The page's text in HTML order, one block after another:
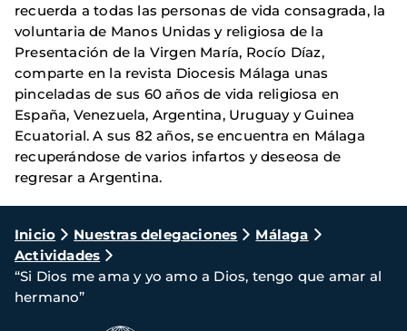
recuerda a todas las personas de vida consagrada, la
voluntaria de Manos Unidas y religiosa de la
Presentación de la Virgen María, Rocío Díaz,
comparte en la revista Diocesis Málaga unas
pinceladas de sus 60 años de vida religiosa en
España, Venezuela, Argentina, Uruguay y Guinea
Ecuatorial. A sus 82 años, se encuentra en Málaga
recuperándose de varios infartos y deseosa de
regresar a Argentina.
Ruta
de
navegación
Inicio Nuestras delegaciones
Málaga
Actividades
“Si Dios me ama y yo amo a Dios, tengo que amar al
hermano”